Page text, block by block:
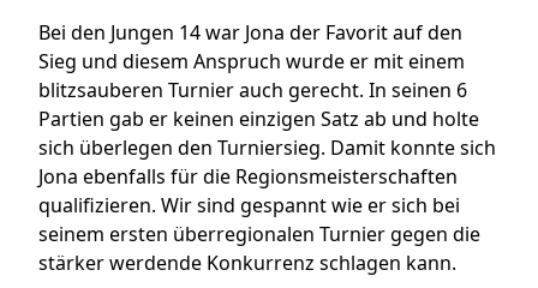
Bei den Jungen 14 war Jona der Favorit auf den
Sieg und diesem Anspruch wurde er mit einem
blitzsauberen Turnier auch gerecht. In seinen 6
Partien gab er keinen einzigen Satz ab und holte
sich überlegen den Turniersieg. Damit konnte sich
Jona ebenfalls für die Regionsmeisterschaften
qualifizieren. Wir sind gespannt wie er sich bei
seinem ersten überregionalen Turnier gegen die
stärker werdende Konkurrenz schlagen kann.